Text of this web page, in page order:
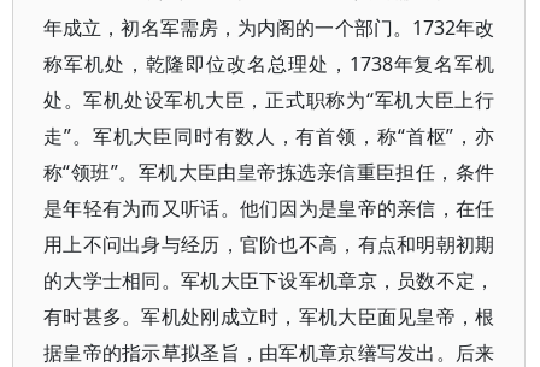
年成立，初名军需房，为内阁的一个部门。1732年改
称军机处，乾隆即位改名总理处，1738年复名军机
处。军机处设军机大臣，正式职称为“军机大臣上行
走”。军机大臣同时有数人，有首领，称“首枢”，亦
称“领班”。军机大臣由皇帝拣选亲信重臣担任，条件
是年轻有为而又听话。他们因为是皇帝的亲信，在任
用上不问出身与经历，官阶也不高，有点和明朝初期
的大学士相同。军机大臣下设军机章京，员数不定，
有时甚多。军机处刚成立时，军机大臣面见皇帝，根
据皇帝的指示草拟圣旨，由军机章京缮写发出。后来